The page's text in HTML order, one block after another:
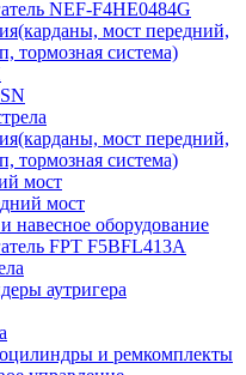
NEF-F4HE0484G
мост передний,
тормозная система)
мост передний,
тормозная система)
мост
мост
навесное оборудование
FPT F5BFL413A
аутригера
и ремкомплекты